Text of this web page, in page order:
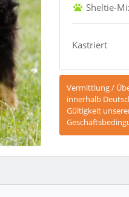
Sheltie-
Kastriert
Vermittlung /
innerhalb
Gültigkeit